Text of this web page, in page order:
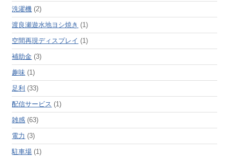
洗濯機 (2)
渡良瀬遊水地ヨシ焼き (1)
空間再現ディスプレイ (1)
補助金 (3)
趣味 (1)
足利 (33)
配信サービス (1)
雑感 (63)
電力 (3)
駐車場 (1)